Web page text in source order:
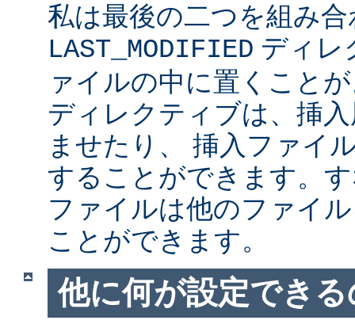
私は最後の二つを組み
LAST_MODIFIED ディレ
ァイルの中に置くこと
ディレクティブは、挿
ませたり、 挿入ファイ
することができます。
ファイルは他のファイ
ことができます。
他に何が設定でき